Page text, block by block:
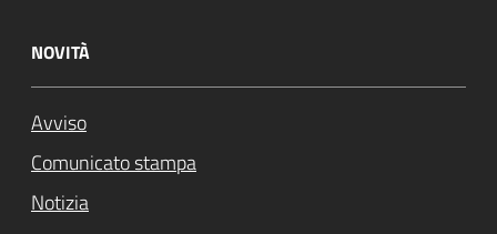
NOVITÀ
Avviso
Comunicato stampa
Notizia